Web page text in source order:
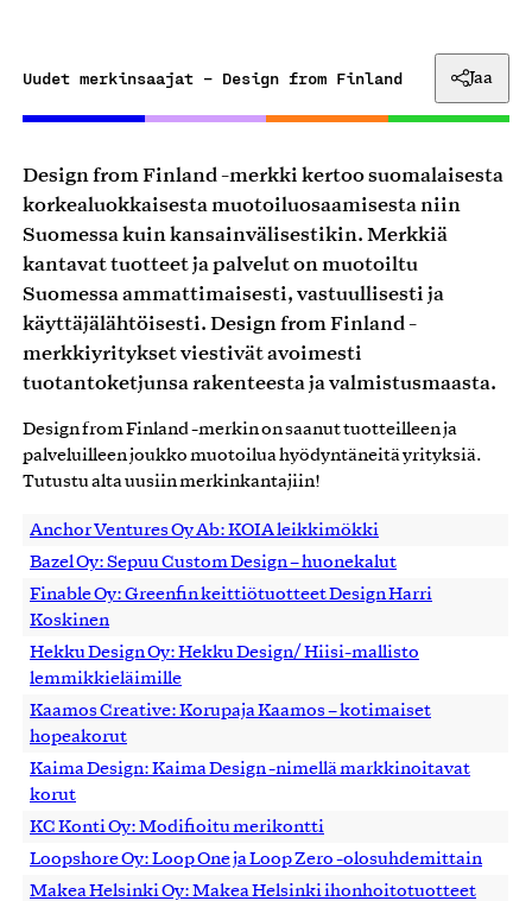
Uudet merkinsaajat – Design from Finland Jaa
Design from Finland -merkki kertoo suomalaisesta
korkealuokkaisesta muotoiluosaamisesta niin
Suomessa kuin kansainvälisestikin. Merkkiä
kantavat tuotteet ja palvelut on muotoiltu
Suomessa ammattimaisesti, vastuullisesti ja
käyttäjälähtöisesti. Design from Finland -
merkkiyritykset viestivät avoimesti
tuotantoketjunsa rakenteesta ja valmistusmaasta.
Design from Finland -merkin on saanut tuotteilleen ja
palveluilleen joukko muotoilua hyödyntäneitä yrityksiä.
Tutustu alta uusiin merkinkantajiin!
Anchor Ventures Oy Ab: KOIA leikkimökki
Bazel Oy: Sepuu Custom Design – huonekalut
Finable Oy: Greenfin keittiötuotteet Design Harri
Koskinen
Hekku Design Oy: Hekku Design/ Hiisi-mallisto
lemmikkieläimille
Kaamos Creative: Korupaja Kaamos – kotimaiset
hopeakorut
Kaima Design: Kaima Design -nimellä markkinoitavat
korut
KC Konti Oy: Modifioitu merikontti
Loopshore Oy: Loop One ja Loop Zero -olosuhdemittain
Makea Helsinki Oy: Makea Helsinki ihonhoitotuotteet